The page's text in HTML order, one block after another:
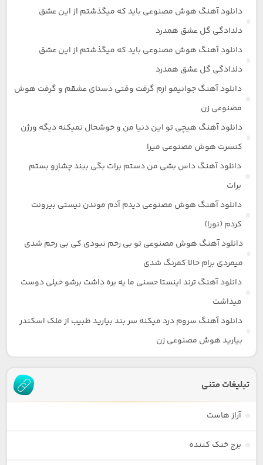
دانلود آهنگ هوش مصنوعی باید که میگذشتم از این عشق
دلدادگی گل عشق همدرد
دانلود آهنگ هوش مصنوعی باید که میگذشتم از این عشق
دلدادگی گل عشق همدرد
دانلود آهنگ جوانیمو ازم گرفت وقتی دستای عشقم و گرفت هوش
مصنوعی زن
دانلود آهنگ هیچی تو این دنیا من و خوشحال نمیکنه دیگه ورژن
کنسرت هوش مصنوعی میرا
دانلود آهنگ داس بشی من دستم برات بگی ببند چشارو بستم
برات
دانلود آهنگ هوش مصنوعی دیدم آدم موندن نیستی بیرونت
کردم (نورا)
دانلود آهنگ هوش مصنوعی تو بی رحم نبودی کی بی رحم شدی
میمردی برام حالا کمرنگ شدی
دانلود آهنگ ترند اینستا حسنی ما یه بره داشت برشو خیلی دوست
میداشت
دانلود آهنگ سروم درد میکنه سر بند بیارید طبیب از ملک اسکندر
بیارید هوش مصنوعی زن
تبلیغات متنی
آراز هاست
برج خنک کننده